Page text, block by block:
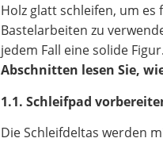
Holz glatt schleifen, um es
Bastelarbeiten zu
jedem Fall eine solide Figur.
Abschnitten lesen Sie,
1.1. Schleifpad
Die Schleifdeltas werden